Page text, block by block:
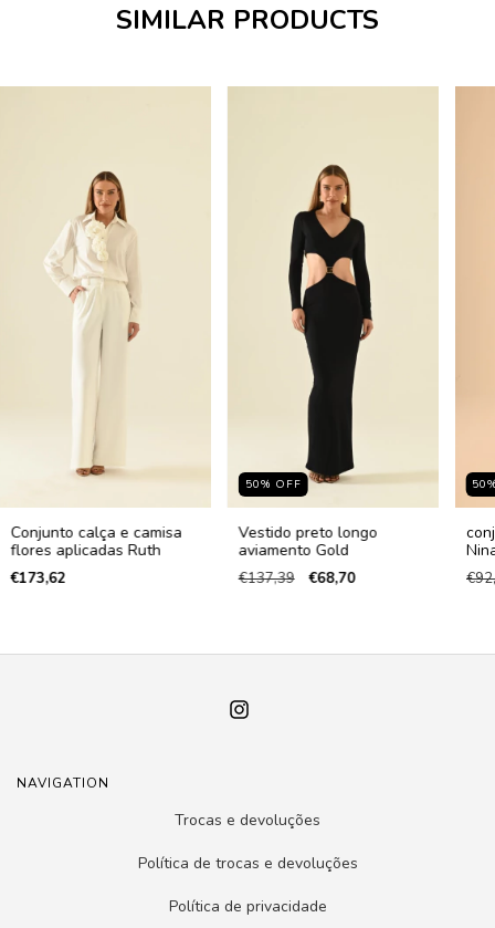
SIMILAR PRODUCTS
Conjunto calça e camisa
flores aplicadas Ruth
€173,62
50% OFF
Vestido preto longo
aviamento Gold
€137,39 €68,70
50
NAVIGATION
Trocas e devoluções
Política de trocas e devoluções
Política de privacidade